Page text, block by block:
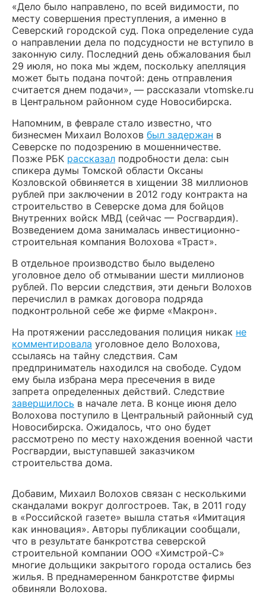
«Дело было направлено, по всей видимости, по
месту совершения преступления, а именно в
Северский городской суд. Пока определение суда
о направлении дела по подсудности не вступило в
законную силу. Последний день обжалования был
29 июля, но пока мы ждем, поскольку апелляция
может быть подана почтой: день отправления
считается днем подачи», — рассказали vtomske.ru
в Центральном районном суде Новосибирска.
Напомним, в феврале стало известно, что
бизнесмен Михаил Волохов был задержан в
Северске по подозрению в мошенничестве.
Позже РБК рассказал подробности дела: сын
спикера думы Томской области Оксаны
Козловской обвиняется в хищении 38 миллионов
рублей при заключении в 2012 году контракта на
строительство в Северске дома для бойцов
Внутренних войск МВД (сейчас — Росгвардия).
Возведением дома занималась инвестиционно-
строительная компания Волохова «Траст».
В отдельное производство было выделено
уголовное дело об отмывании шести миллионов
рублей. По версии следствия, эти деньги Волохов
перечислил в рамках договора подряда
подконтрольной себе же фирме «Макрон».
На протяжении расследования полиция никак не
комментировала уголовное дело Волохова,
ссылаясь на тайну следствия. Сам
предприниматель находился на свободе. Судом
ему была избрана мера пресечения в виде
запрета определенных действий. Следствие
завершилось в начале лета. В конце июня дело
Волохова поступило в Центральный районный суд
Новосибирска. Ожидалось, что оно будет
рассмотрено по месту нахождения военной части
Росгвардии, выступавшей заказчиком
строительства дома.
Добавим, Михаил Волохов связан с несколькими
скандалами вокруг долгостроев. Так, в 2011 году
в «Российской газете» вышла статья «Имитация
как инновация». Авторы публикации сообщали,
что в результате банкротства северской
строительной компании ООО «Химстрой-С»
многие дольщики закрытого города остались без
жилья. В преднамеренном банкротстве фирмы
обвиняли Волохова.